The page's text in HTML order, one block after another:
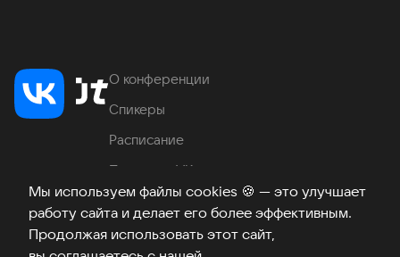
Мы используем файлы cookies 🍪 — это улучшает
работу сайта и делает его более эффективным.
Продолжая использовать этот сайт,
О конференции
Спикеры
Расписание
Продукты VK
Место проведения
Часто задаваемые вопросы